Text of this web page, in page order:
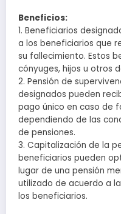
Beneficios:
1. Beneficiarios
a los beneficiarios que
su fallecimiento. Estos
cónyuges, hijos u otros
2. Pensión de
designados pueden
pago único en caso de
dependiendo de las
de pensiones.
3. Capitalización de la
beneficiarios pueden
lugar de una pensión
utilizado de acuerdo a
los beneficiarios.